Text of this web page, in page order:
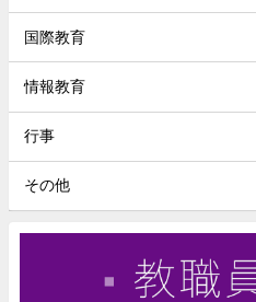
国際教育
情報教育
行事
その他